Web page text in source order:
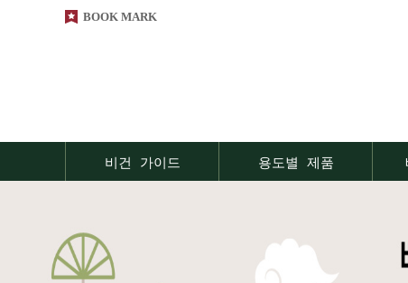
BOOK MARK
비건 가이드 용도별 제품